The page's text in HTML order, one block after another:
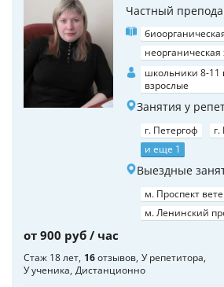
Частный
школьники 8-11
взрослые
Занятия у
г. Петергоф
и еще 1
Выездные
м. Проспект
м. Ленинский
от 900 руб / час
Стаж 18 лет 16отзывов У репетитора
У ученика Дистанционно